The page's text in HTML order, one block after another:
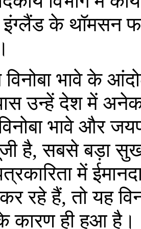
के थॉमसन
विनोबा भावे के
उन्हें देश में
भावे और
है, सबसे बड़ा
में
कर रहे हैं, तो यह
कारण ही हुआ है।